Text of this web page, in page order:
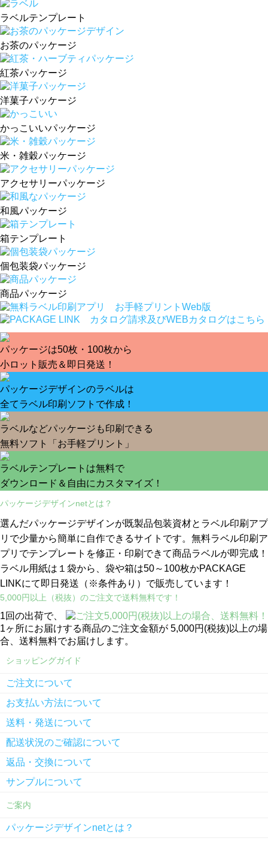
ラベルテンプレート
お茶のパッケージ
紅茶パッケージ
洋菓子パッケージ
かっこいいパッケージ
米・雑穀パッケージ
アクセサリーパッケージ
和風パッケージ
箱テンプレート
個包装袋パッケージ
商品パッケージ
パッケージは50枚・100枚から
小ロット販売＆即日発送！
パッケージデザインのラベルは
全てラベル印刷ソフトで作成！
ラベルなどパッケージも印刷できる
無料ソフト「お手軽プリント」
ラベルテンプレートは無料で
ダウンロード＆自由にカスタマイズ！
パッケージデザインnetとは？
選んだパッケージデザインが既製品包装資材とラベル印刷アプ
リで少量から簡単に自作できるサイトです。無料ラベル印刷ア
プリでテンプレートを修正・印刷できて商品ラベルが即完成！
ラベル用紙は１袋から、袋や箱は50～100枚かPACKAGE
LINKにて即日発送 （※条件あり） で販売しています！
5,000円以上（税抜）のご注文で送料無料です！
1回の出荷で、
1ヶ所にお届けする商品のご注文金額が 5,000円(税抜)以上の場
合、送料無料でお届けします。
ショッピングガイド
ご注文について
お支払い方法について
送料・発送について
配送状況のご確認について
返品・交換について
サンプルについて
ご案内
パッケージデザインnetとは？